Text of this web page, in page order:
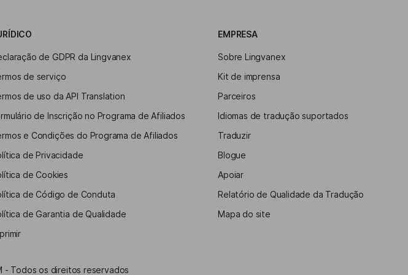
de GDPR da Lingvanex
de serviço
de uso da API Translation
de Inscrição no Programa de Afiliados
e Condições do Programa de Afiliados
de Privacidade
de Cookies
de Código de Conduta
de Garantia de Qualidade
EMPRESA
Sobre Lingvanex
Kit de imprensa
Parceiros
Idiomas de tradução suportados
Traduzir
Blogue
Apoiar
Relatório de Qualidade da Tradução
Mapa do site
- Todos os direitos reservados